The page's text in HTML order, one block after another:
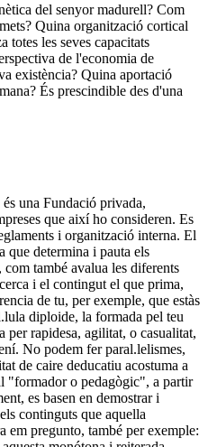
del senyor madurell? Com
Quina organització cortical
totes les seves capacitats
de l'economia de
existència? Quina aportació
És prescindible des d'una
una Fundació privada,
que així ho consideren. Es
i organització interna. El
que determina i pauta els
també avalua les diferents
i el contingut el que prima,
de tu, per exemple, que estàs
diploide, la formada pel teu
per rapidesa, agilitat, o casualitat,
No podem fer paral.lelismes,
de caire deducatiu acostuma a
"formador o pedagògic", a partir
es basen en demostrar i
continguts que aquella
em pregunto, també per exemple: